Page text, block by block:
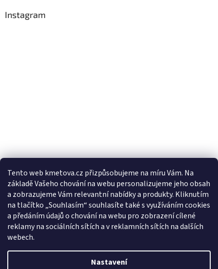
Tento web kmetova.cz přizpůsobujeme na míru Vám. Na
základě Vašeho chování na webu personalizujeme jeho obsah
a zobrazujeme Vám relevantní nabídky a produkty. Kliknutím
na tlačítko „Souhlasím“ souhlasíte také s využíváním cookies
a předáním údajů o chování na webu pro zobrazení cílené
reklamy na sociálních sítích a v reklamních sítích na dalších
webech.
Nastavení
Instagram
Sledovat na Instagramu
Facebooková stránka
Vytvořil Shoptet